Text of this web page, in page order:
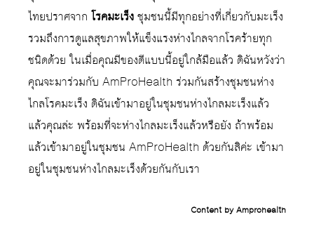
ไทยปราศจาก โรคมะเร็งชุมชนนี้มีทุกอย่างที่เกี่ยวกับมะเร็ง
รวมถึงการดูแลสุขภาพให้แข็งแรงห่างไกลจากโรคร้ายทุก
ชนิดด้วย ในเมื่อคุณมีของดีแบบนี้อยู่ใกล้มือแล้ว ดิฉันหวังว่า
คุณจะมาร่วมกับ AmProHealth ร่วมกันสร้างชุมชนห่าง
ไกลโรคมะเร็ง ดิฉันเข้ามาอยู่ในชุมชนห่างไกลมะเร็งแล้ว
แล้วคุณล่ะ พร้อมที่จะห่างไกลมะเร็งแล้วหรือยัง ถ้าพร้อม
แล้วเข้ามาอยู่ในชุมชน AmProHealth ด้วยกันสิค่ะ เข้ามา
อยู่ในชุมชนห่างไกลมะเร็งด้วยกันกับเรา
Content by Amprohealth